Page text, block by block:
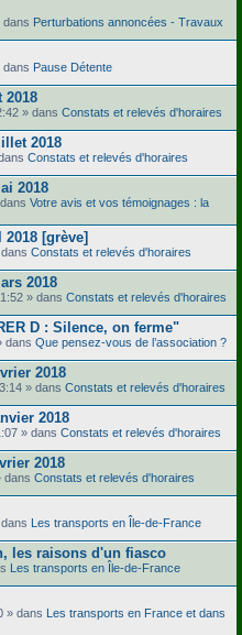
dans Perturbations annoncées - Travaux
dans Pause Détente
2018
» dans Constats et relevés d'horaires
2018
Constats et relevés d'horaires
2018
Votre avis et vos témoignages : la
[grève]
Constats et relevés d'horaires
2018
» dans Constats et relevés d'horaires
D : Silence, on ferme"
dans Que pensez-vous de l’association ?
2018
» dans Constats et relevés d'horaires
2018
» dans Constats et relevés d'horaires
2018
dans Constats et relevés d'horaires
Les transports en Île-de-France
les raisons d'un fiasco
Les transports en Île-de-France
» dans
Les transports en France et dans